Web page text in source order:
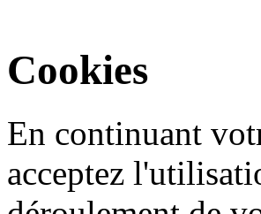
Cookies
En continuant
acceptez